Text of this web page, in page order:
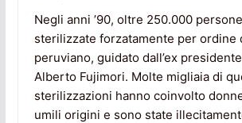
Negli anni ’90, oltre 250.000
sterilizzate forzatamente per ordine
peruviano, guidato dall’ex
Alberto Fujimori. Molte migliaia di
sterilizzazioni hanno coinvolto
umili origini e sono state